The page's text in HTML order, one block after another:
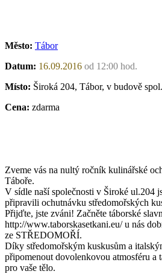
Město: Tábor
Datum: 16.09.2016 od 12:00 hod.
Místo: Široká 204, Tábor, v budově
Cena: zdarma
Zveme vás na nultý ročník kulinářské
Táboře.
V sídle naší společnosti v Široké ul.204
připravili ochutnávku středomořských
Přijďte, jste zváni! Začněte táborské
http://www.taborskasetkani.eu/ u nás
ze STŘEDOMOŘÍ.
Díky středomořským kuskusům a
připomenout dovolenkovou atmosféru a
pro vaše tělo.